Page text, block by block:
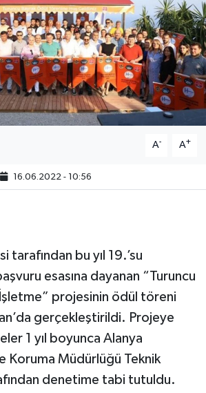
A- A+
16.06.2022 - 10:56
tarafından bu yıl 19.’su
esasına dayanan “Turuncu
projesinin ödül töreni
gerçekleştirildi. Projeye
1 yıl boyunca Alanya
Koruma Müdürlüğü Teknik
denetime tabi tutuldu.